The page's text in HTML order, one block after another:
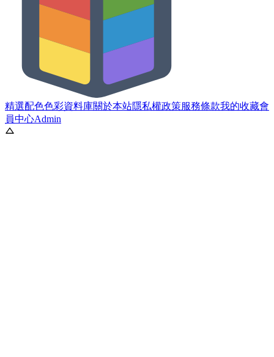
精選配色色彩資料庫關於本站隱私權政策服務條款我的收藏會
員中心Admin